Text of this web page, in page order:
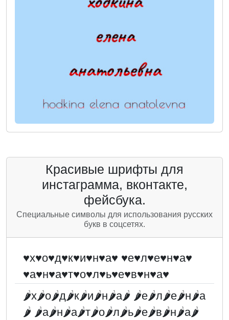
Красивые шрифты для
инстаграмма, вконтакте,
фейсбука.
Специальные символы для использования русских
букв в соцсетях.
♥х♥о♥д♥к♥и♥н♥а♥ ♥е♥л♥е♥н♥а♥
♥а♥н♥а♥т♥о♥л♥ь♥е♥в♥н♥а♥
🌶х🌶о🌶д🌶к🌶и🌶н🌶а🌶 🌶е🌶л🌶е🌶н🌶а
🌶 🌶а🌶н🌶а🌶т🌶о🌶л🌶ь🌶е🌶в🌶н🌶а🌶